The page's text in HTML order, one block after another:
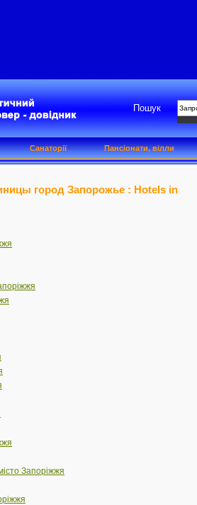
город Запорожье : Hotels in
Запоріжжя
Пошук
Санаторії Пансіонати, вілли